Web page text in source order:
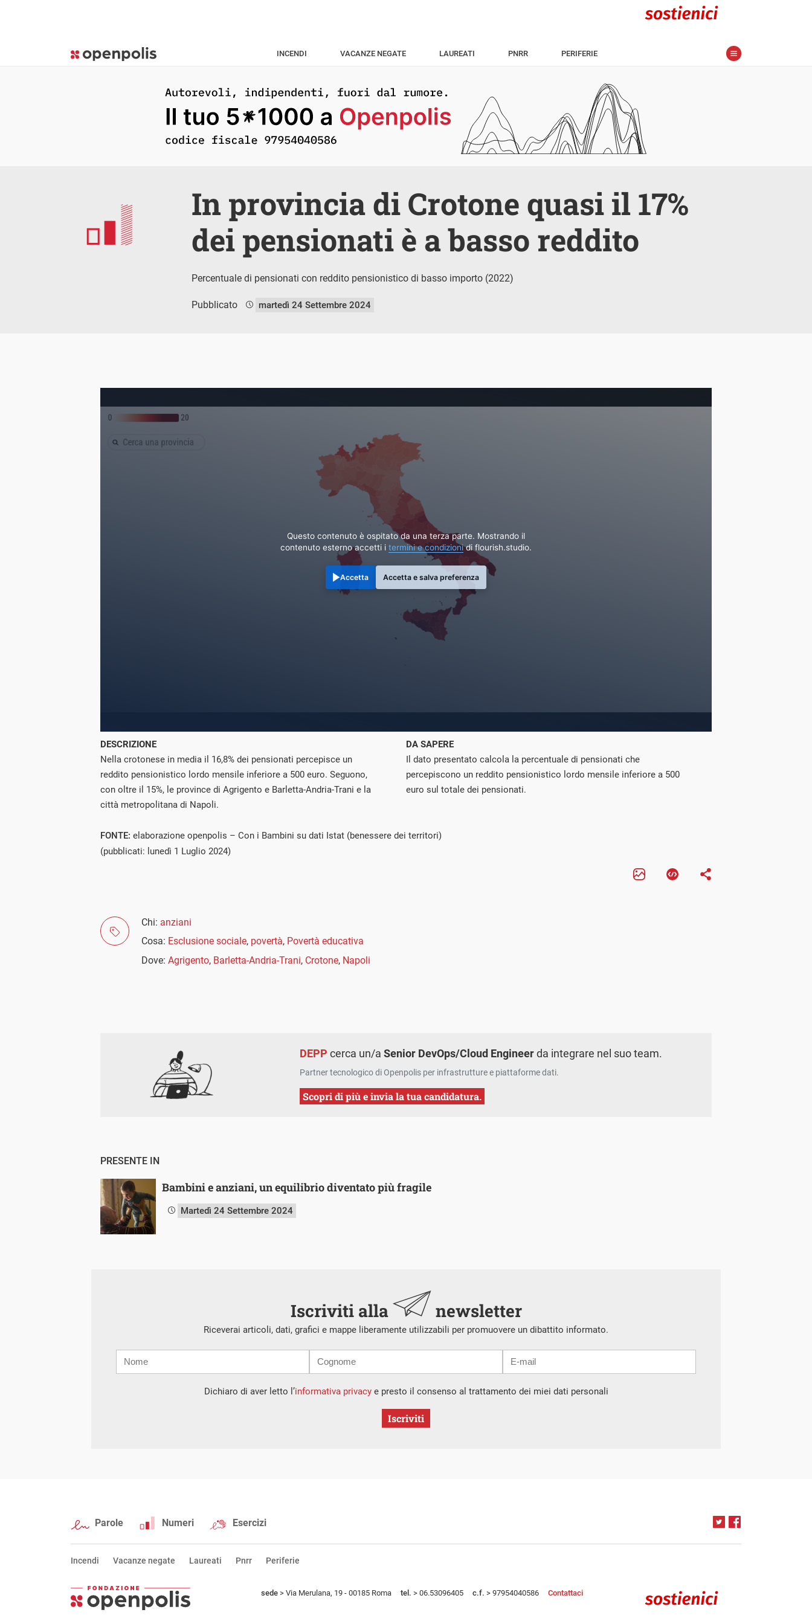
INCENDI VACANZE NEGATE LAUREATI PNRR PERIFERIE
In provincia di Crotone quasi il 17%
dei pensionati è a basso reddito
Percentuale di pensionati con reddito pensionistico di basso importo (2022)
Pubblicato martedì 24 Settembre 2024
Questo contenuto è ospitato da una terza parte. Mostrando il
contenuto esterno accetti i termini e condizionidi flourish.studio.
Accetta Accetta e salva preferenza
DESCRIZIONE
Nella crotonese in media il 16,8% dei pensionati percepisce un
reddito pensionistico lordo mensile inferiore a 500 euro. Seguono,
con oltre il 15%, le province di Agrigento e Barletta-Andria-Trani e la
città metropolitana di Napoli.
DA SAPERE
Il dato presentato calcola la percentuale di pensionati che
percepiscono un reddito pensionistico lordo mensile inferiore a 500
euro sul totale dei pensionati.
FONTE: elaborazione openpolis – Con i Bambini su dati Istat (benessere dei territori)
(pubblicati: lunedì 1 Luglio 2024)
Chi: anziani
Cosa: Esclusione sociale, povertà, Povertà educativa
Dove: Agrigento, Barletta-Andria-Trani, Crotone, Napoli
DEPP cerca un/aSenior DevOps/Cloud Engineerda integrare nel suo team.
Partner tecnologico di Openpolis per infrastrutture e piattaforme dati.
Scopri di più e invia la tua candidatura.
PRESENTE IN
Bambini e anziani, un equilibrio diventato più fragile
Martedì 24 Settembre 2024
Iscriviti alla newsletter
Riceverai articoli, dati, grafici e mappe liberamente utilizzabili per promuovere un dibattito informato.
mail
Dichiaro di aver letto l’informativa privacye presto il consenso al trattamento dei miei dati personali
Iscriviti
Parole Numeri Esercizi
Incendi Vacanze negate Laureati Pnrr Periferie
sede > Via Merulana, 19 - 00185 Roma tel. > 06.53096405 c.f. > 97954040586 Contattaci